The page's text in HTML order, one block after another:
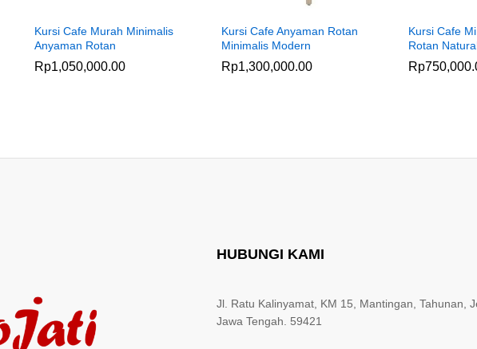
Kursi Cafe Murah Minimalis
Anyaman Rotan
Rp1,050,000.00
Kursi Cafe Anyaman Rotan
Minimalis Modern
Rp1,300,000.00
Kursi Cafe
Rotan
Rp
HUBUNGI KAMI
Jl. Ratu Kalinyamat, KM 15, Mantingan, Tahunan,
Jawa Tengah. 59421